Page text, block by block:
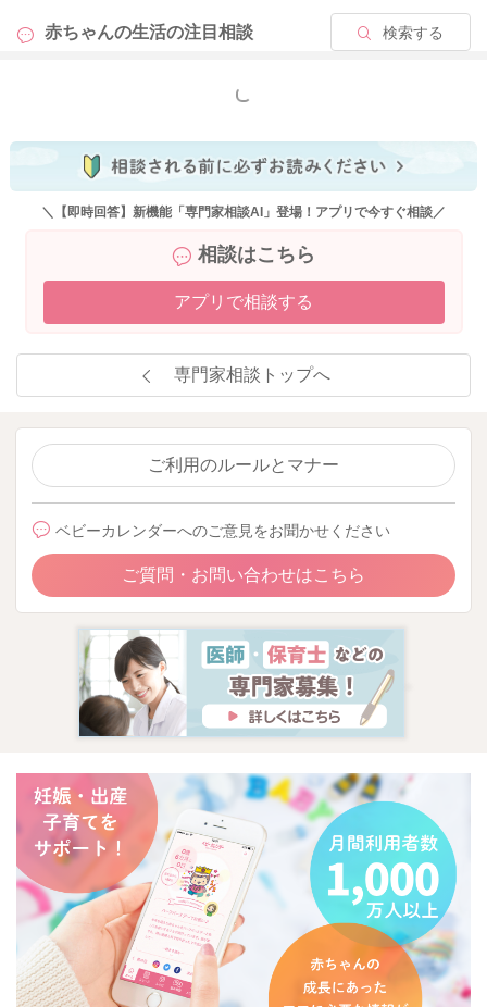
赤ちゃんの生活の注目相談 検索する
もっと見る
＼【即時回答】新機能「専門家相談AI」登場！アプリで今すぐ相談／
相談はこちら
アプリで相談する
専門家相談トップへ
ご利用のルールとマナー
ベビーカレンダーへのご意見をお聞かせください
ご質問・お問い合わせはこちら